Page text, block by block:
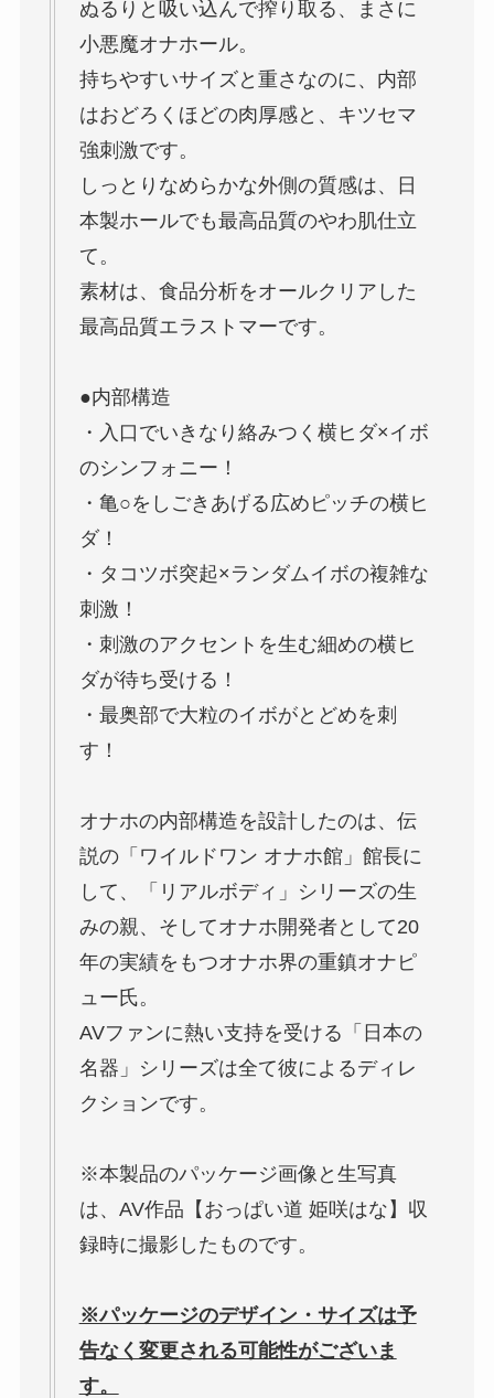
ぬるりと吸い込んで搾り取る、まさに
小悪魔オナホール。
持ちやすいサイズと重さなのに、内部
はおどろくほどの肉厚感と、キツセマ
強刺激です。
しっとりなめらかな外側の質感は、日
本製ホールでも最高品質のやわ肌仕立
て。
素材は、食品分析をオールクリアした
最高品質エラストマーです。
●内部構造
・入口でいきなり絡みつく横ヒダ×イボ
のシンフォニー！
・亀○をしごきあげる広めピッチの横ヒ
ダ！
・タコツボ突起×ランダムイボの複雑な
刺激！
・刺激のアクセントを生む細めの横ヒ
ダが待ち受ける！
・最奥部で大粒のイボがとどめを刺
す！
オナホの内部構造を設計したのは、伝
説の「ワイルドワン オナホ館」館長に
して、「リアルボディ」シリーズの生
みの親、そしてオナホ開発者として20
年の実績をもつオナホ界の重鎮オナピ
ュー氏。
AVファンに熱い支持を受ける「日本の
名器」シリーズは全て彼によるディレ
クションです。
※本製品のパッケージ画像と生写真
は、AV作品【おっぱい道 姫咲はな】収
録時に撮影したものです。
※パッケージのデザイン・サイズは予
告なく変更される可能性がございま
す。